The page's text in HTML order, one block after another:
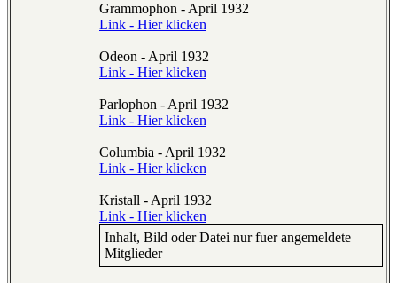
Grammophon - April 1932
Link - Hier klicken
Odeon - April 1932
Link - Hier klicken
Parlophon - April 1932
Link - Hier klicken
Columbia - April 1932
Link - Hier klicken
Kristall - April 1932
Link - Hier klicken
Inhalt, Bild oder Datei nur fuer angemeldete
Mitglieder